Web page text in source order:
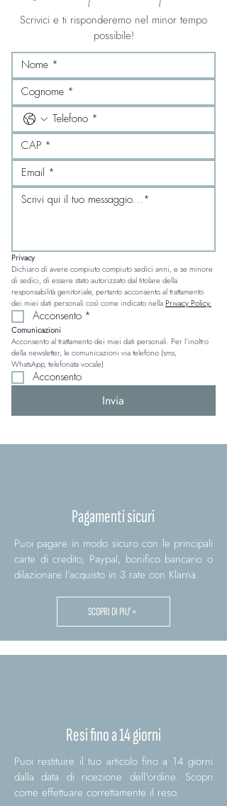
Scrivici e ti risponderemo nel minor tempo
possibile!
Privacy
Dichiaro di avere compiuto compiuto sedici anni, e se minore
di sedici, di essere stato autorizzato dal titolare della
responsabilità genitoriale, pertanto acconsento al trattamento
dei miei dati personali così come indicato nella Privacy Policy.
Acconsento *
Comunicazioni
Acconsento al trattamento dei miei dati personali. Per l’inoltro
della newsletter, le comunicazioni via telefono (sms,
WhatsApp, telefonata vocale)
Acconsento
Invia
Pagamenti sicuri
Puoi pagare in modo sicuro con le principali
carte di credito, Paypal, bonifico bancario o
dilazionare l'acquisto in 3 rate con Klarna.
SCOPRI DI PIU' >
Resi fino a 14 giorni
Puoi restituire il tuo articolo fino a 14 giorni
dalla data di ricezione dell'ordine. Scopri
come effettuare correttamente il reso.